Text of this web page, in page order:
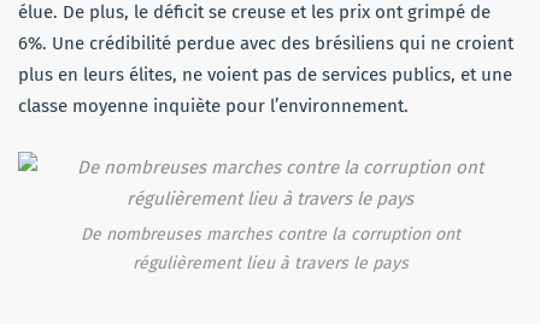
élue. De plus, le déficit se creuse et les prix ont grimpé de
6%. Une crédibilité perdue avec des brésiliens qui ne croient
plus en leurs élites, ne voient pas de services publics, et une
classe moyenne inquiète pour l’environnement.
De nombreuses marches contre la corruption ont
régulièrement lieu à travers le pays